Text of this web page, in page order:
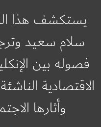
يستكشف هذا
سلام سعيد
فصوله بين
الاقتصادية
وأثارها